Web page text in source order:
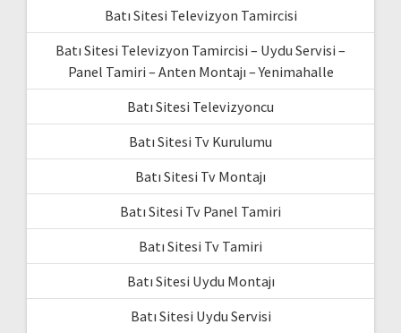
Batı Sitesi Televizyon Tamircisi
Batı Sitesi Televizyon Tamircisi – Uydu Servisi –
Panel Tamiri – Anten Montajı – Yenimahalle
Batı Sitesi Televizyoncu
Batı Sitesi Tv Kurulumu
Batı Sitesi Tv Montajı
Batı Sitesi Tv Panel Tamiri
Batı Sitesi Tv Tamiri
Batı Sitesi Uydu Montajı
Batı Sitesi Uydu Servisi